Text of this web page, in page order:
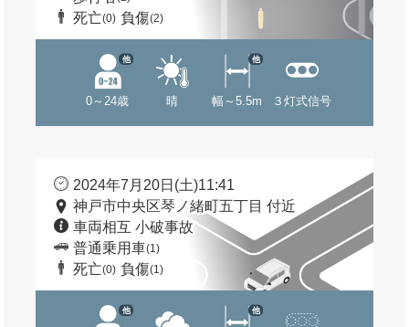
死亡(0) 負傷(2)
0～24歳
他
晴 幅～5.5m
他
３灯式信号
2024年7月20日(土)11:41
神戸市中央区琴ノ緒町五丁目 付近
車両相互 小破事故
普通乗用車(1)
死亡(0) 負傷(1)
他 他